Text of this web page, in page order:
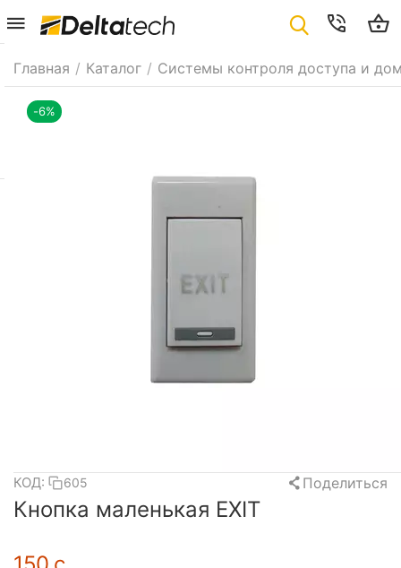
Главная / Каталог / Системы контроля доступа и
-6%
КОД: 605 Поделиться
Кнопка маленькая EXIT